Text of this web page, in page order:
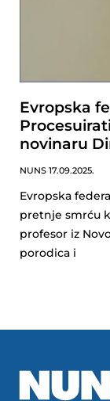
Evropska
novinaru
NUNS 17.09.2025.
Evropska
pretnje smrću
profesor iz
porodica i